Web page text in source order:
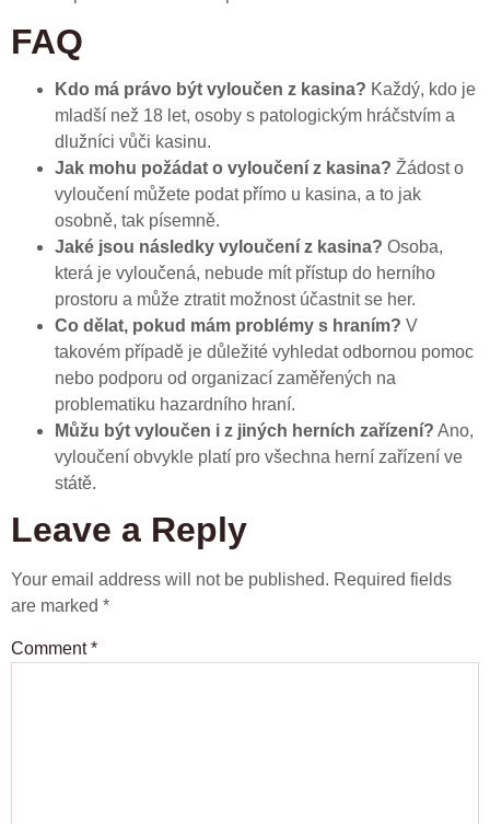
FAQ
Kdo má právo být vyloučen z kasina? Každý, kdo je
mladší než 18 let, osoby s patologickým hráčstvím a
dlužníci vůči kasinu.
Jak mohu požádat o vyloučení z kasina? Žádost o
vyloučení můžete podat přímo u kasina, a to jak
osobně, tak písemně.
Jaké jsou následky vyloučení z kasina? Osoba,
která je vyloučená, nebude mít přístup do herního
prostoru a může ztratit možnost účastnit se her.
Co dělat, pokud mám problémy s hraním? V
takovém případě je důležité vyhledat odbornou pomoc
nebo podporu od organizací zaměřených na
problematiku hazardního hraní.
Můžu být vyloučen i z jiných herních zařízení? Ano,
vyloučení obvykle platí pro všechna herní zařízení ve
státě.
Leave a Reply
Your email address will not be published. Required fields
are marked *
Comment*